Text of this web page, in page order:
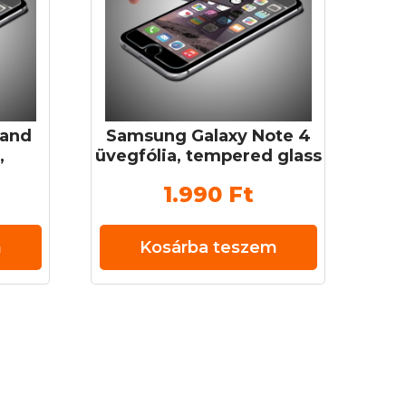
Samsung Galaxy Note 4
üvegfólia, tempered glass
1.990 Ft
Kosárba teszem